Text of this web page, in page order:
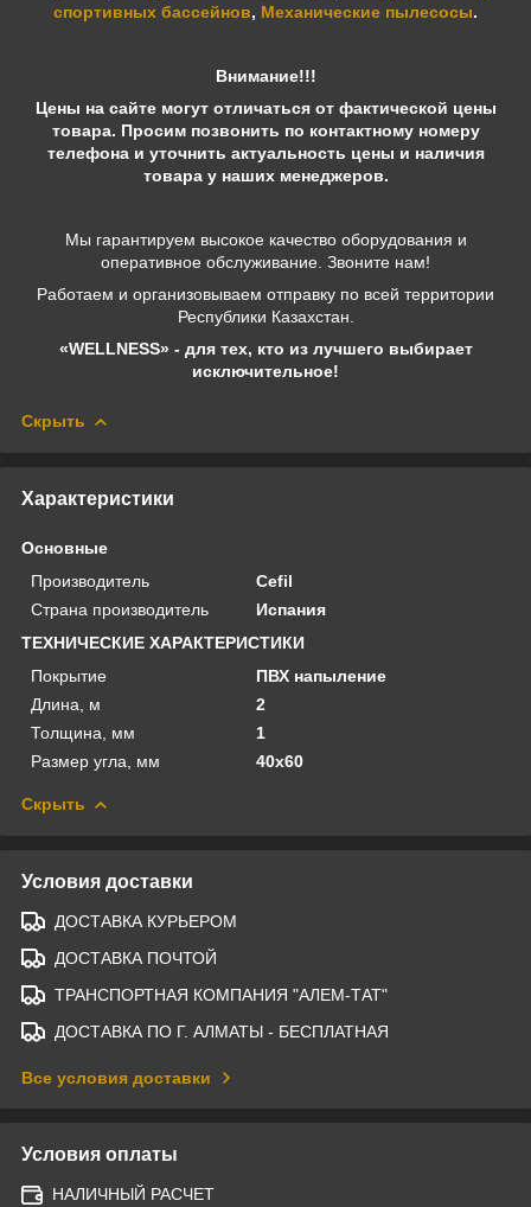
спортивных бассейнов, Механические пылесосы.
Внимание!!!
Цены на сайте могут отличаться от фактической цены
товара. Просим позвонить по контактному номеру
телефона и уточнить актуальность цены и наличия
товара у наших менеджеров.
Мы гарантируем высокое качество оборудования и
оперативное обслуживание. Звоните нам!
Работаем и организовываем отправку по всей территории
Республики Казахстан.
«WELLNESS» - для тех, кто из лучшего выбирает
исключительное!
Скрыть
Характеристики
Основные
Производитель
Cefil
Страна производитель
Испания
ТЕХНИЧЕСКИЕ ХАРАКТЕРИСТИКИ
Покрытие
ПВХ напыление
Длина, м
2
Толщина, мм
1
Размер угла, мм
40х60
Скрыть
Условия доставки
ДОСТАВКА КУРЬЕРОМ
ДОСТАВКА ПОЧТОЙ
ТРАНСПОРТНАЯ КОМПАНИЯ "АЛЕМ-ТАТ"
ДОСТАВКА ПО Г. АЛМАТЫ - БЕСПЛАТНАЯ
Все условия доставки
Условия оплаты
НАЛИЧНЫЙ РАСЧЕТ